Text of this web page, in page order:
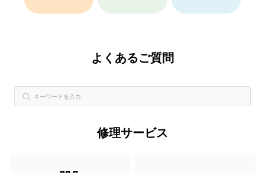
よくあるご質問
修理サービス